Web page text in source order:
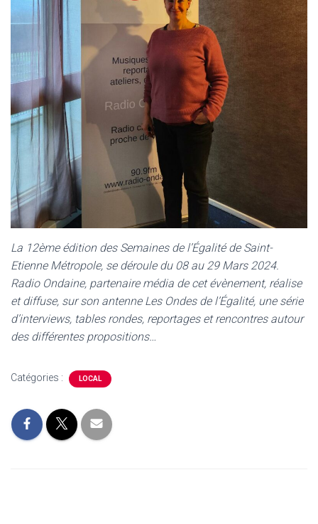
La 12ème édition des Semaines de l’Égalité de Saint-
Etienne Métropole, se déroule du 08 au 29 Mars 2024.
Radio Ondaine, partenaire média de cet évènement, réalise
et diffuse, sur son antenne Les Ondes de l’Égalité, une série
d’interviews, tables rondes, reportages et rencontres autour
des différentes propositions…
Catégories : LOCAL